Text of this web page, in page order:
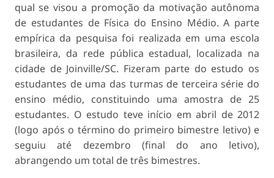
qual se visou a promoção da motivação autônoma
de estudantes de Física do Ensino Médio. A parte
empírica da pesquisa foi realizada em uma escola
brasileira, da rede pública estadual, localizada na
cidade de Joinville/SC. Fizeram parte do estudo os
estudantes de uma das turmas de terceira série do
ensino médio, constituindo uma amostra de 25
estudantes. O estudo teve início em abril de 2012
(logo após o término do primeiro bimestre letivo) e
seguiu até dezembro (final do ano letivo),
abrangendo um total de três bimestres.